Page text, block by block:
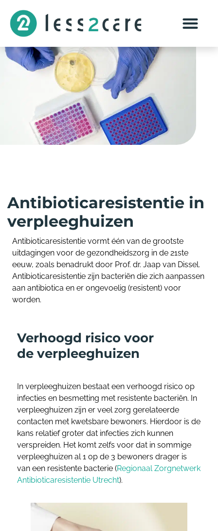
Antibioticaresistentie in
verpleeghuizen
Antibioticaresistentie vormt één van de grootste
uitdagingen voor de gezondheidszorg in de 21ste
eeuw, zoals benadrukt door Prof. dr. Jaap van Dissel.
Antibioticaresistentie zijn bacteriën die zich aanpassen
aan antibiotica en er ongevoelig (resistent) voor
worden.
Verhoogd risico voor
de verpleeghuizen
In verpleeghuizen bestaat een verhoogd risico op
infecties en besmetting met resistente bacteriën. In
verpleeghuizen zijn er veel zorg gerelateerde
contacten met kwetsbare bewoners. Hierdoor is de
kans relatief groter dat infecties zich kunnen
verspreiden. Het komt zelfs voor dat in sommige
verpleeghuizen al 1 op de 3 bewoners drager is
van een resistente bacterie (Regionaal Zorgnetwerk
Antibioticaresistentie Utrecht).